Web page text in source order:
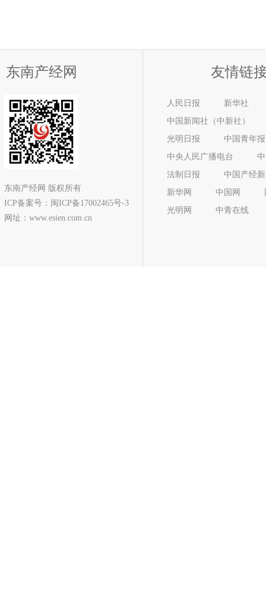
东南产经网
东南产经网 版权所有
ICP备案号： 闽ICP备17002465号-3
网址：www.esien.com.cn
友情链
人民日报
新华社
中国新闻社（中新社）
光明日报
中国青年报
中央人民广播电台
法制日报
中国产经
新华网
中国网
光明网
中青在线